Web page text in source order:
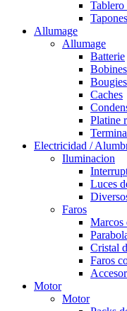
Tablero
Allumage
Allumage
Batterie
Bobines
Bougies
Caches
Platine
Electricidad /
Iluminacion
Luces
Faros
Marcos
Cristal
Faros
Motor
Motor